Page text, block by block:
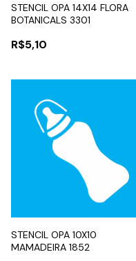
STENCIL OPA 14X14 FLORA
BOTANICALS 3301
R$5,10
STENCIL OPA 10X10
MAMADEIRA 1852